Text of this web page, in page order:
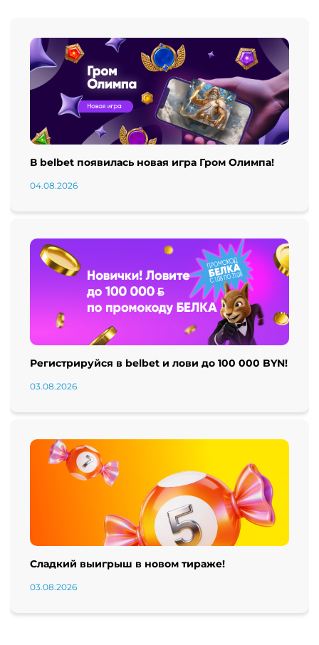
В belbet появилась новая игра Гром Олимпа!
04.08.2026
Регистрируйся в belbet и лови до 100 000 BYN!
03.08.2026
Сладкий выигрыш в новом тираже!
03.08.2026